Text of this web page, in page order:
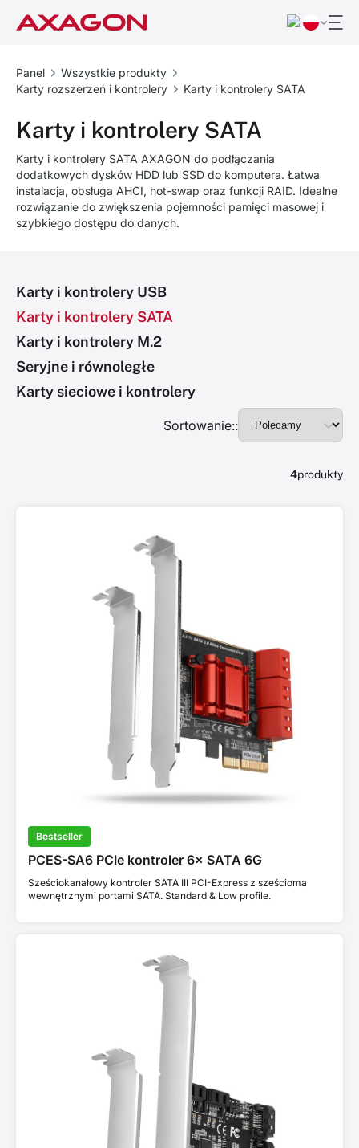
Panel
Wszystkie produkty
Karty rozszerzeń i kontrolery
Karty i kontrolery SATA
Karty i kontrolery SATA
Karty i kontrolery SATA AXAGON do podłączania
dodatkowych dysków HDD lub SSD do komputera. Łatwa
instalacja, obsługa AHCI, hot-swap oraz funkcji RAID. Idealne
rozwiązanie do zwiększenia pojemności pamięci masowej i
szybkiego dostępu do danych.
Karty i kontrolery USB
Karty i kontrolery SATA
Karty i kontrolery M.2
Seryjne i równoległe
Karty sieciowe i kontrolery
Sortowanie::
4produkty
Bestseller
PCES-SA6 PCIe kontroler 6× SATA 6G
Sześciokanałowy kontroler SATA III PCI-Express z sześcioma
wewnętrznymi portami SATA. Standard & Low profile.